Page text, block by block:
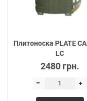
Плитоноска PLATE
LC
2480 грн.